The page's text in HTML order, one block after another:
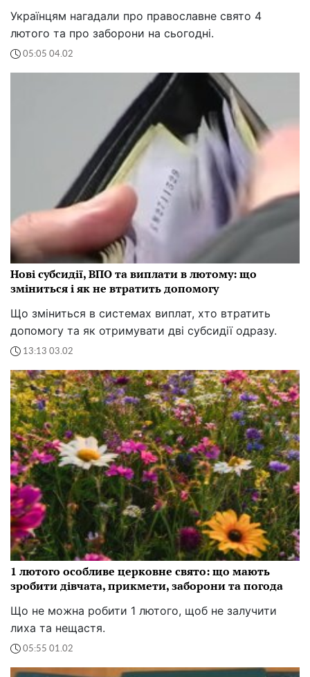
Українцям нагадали про православне свято 4
лютого та про заборони на сьогодні.
05:05 04.02
Нові субсидії, ВПО та виплати в лютому: що
зміниться і як не втратить допомогу
Що зміниться в системах виплат, хто втратить
допомогу та як отримувати дві субсидії одразу.
13:13 03.02
1 лютого особливе церковне свято: що мають
зробити дівчата, прикмети, заборони та погода
Що не можна робити 1 лютого, щоб не залучити
лиха та нещастя.
05:55 01.02